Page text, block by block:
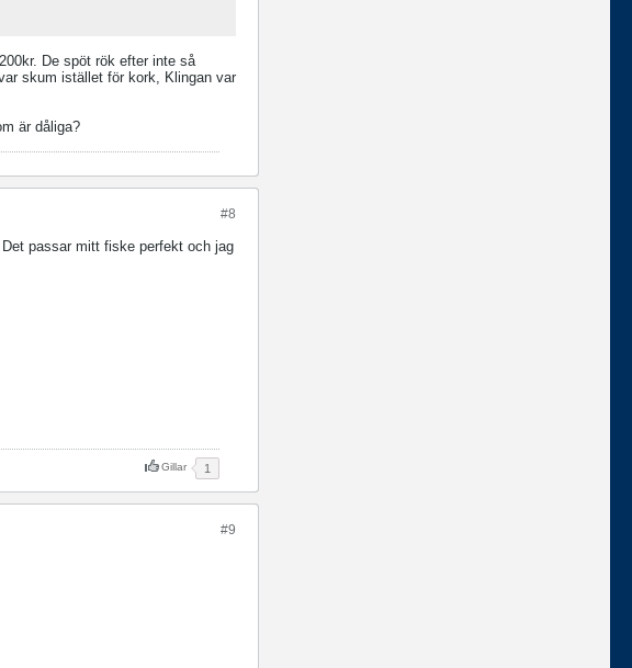
De spöt rök efter inte så
skum istället för kork, Klingan var
är dåliga?
#8
passar mitt fiske perfekt och jag
Gillar 1
#9